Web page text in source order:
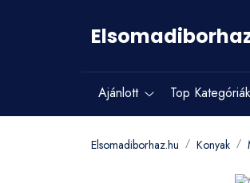
Ajánlott Top Kategóriák
Elsomadiborhaz.hu Konyak